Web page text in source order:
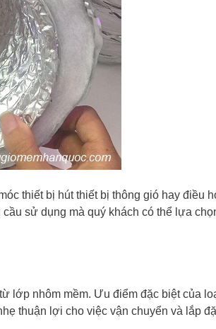
thiết bị hút thiết bị thông gió hay điều
sử dụng mà quý khách có thể lựa
lớp nhôm mềm. Ưu điểm đặc biệt của
thuận lợi cho việc vận chuyển và lắp